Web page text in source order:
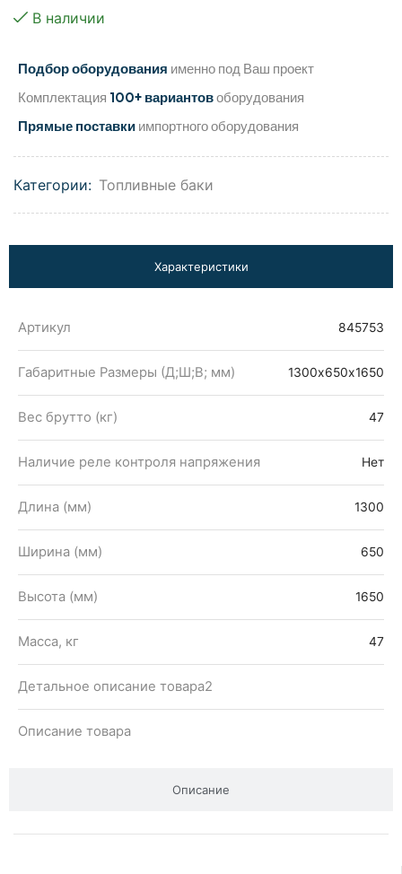
В наличии
Подбор оборудования именно под Ваш проект
Комплектация 100+ вариантовоборудования
Прямые поставки импортного оборудования
Категории: Топливные баки
Характеристики
Описание
Артикул 845753
Габаритные Размеры (Д;Ш;В; мм) 1300х650х1650
Вес брутто (кг) 47
Наличие реле контроля напряжения Нет
Длина (мм) 1300
Ширина (мм) 650
Высота (мм) 1650
Масса, кг 47
Детальное описание товара2
Описание товара